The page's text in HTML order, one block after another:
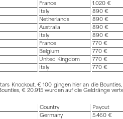
France
1.020 €
Italy
890 €
Netherlands
890 €
Australia
890 €
Italy
890 €
France
770 €
Belgium
770 €
United Kingdom
770 €
Italy 770 €
Knockout. € 100 gingen hier an die
€ 20.915 wurden auf die Geldränge
Country
Payout
Germany
5.460 €